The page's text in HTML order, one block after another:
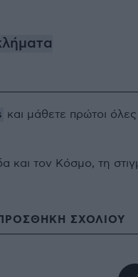
και μάθετε πρώτοι όλες
και τον Κόσμο, τη
ΣΧΟΛΙΟΥ